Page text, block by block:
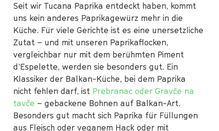
Seit wir Tucana Paprika entdeckt haben, kommt
uns kein anderes Paprikagewürz mehr in die
Küche. Für viele Gerichte ist es eine unersetzliche
Zutat – und mit unseren Paprikaflocken,
vergleichbar nur mit dem berühmten Piment
d’Espelette, werden sie besonders gut. Ein
Klassiker der Balkan-Küche, bei dem Paprika
nicht fehlen darf, ist Prebranac oder Gravče na
tavče – gebackene Bohnen auf Balkan-Art.
Besonders gut macht sich Paprika für Füllungen
aus Fleisch oder veganem Hack oder mit